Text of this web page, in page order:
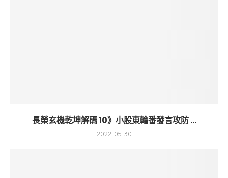
長榮玄機乾坤解碼 10》小股東輪番發言攻防 ...
2022-05-30